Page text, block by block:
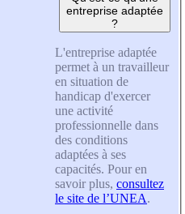
entreprise adaptée
?
L'entreprise adaptée
permet à un travailleur
en situation de
handicap d'exercer
une activité
professionnelle dans
des conditions
adaptées à ses
capacités. Pour en
savoir plus, consultez
le site de l’UNEA.